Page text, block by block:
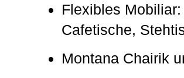
Flexibles
Cafetische,
Montana Chairik